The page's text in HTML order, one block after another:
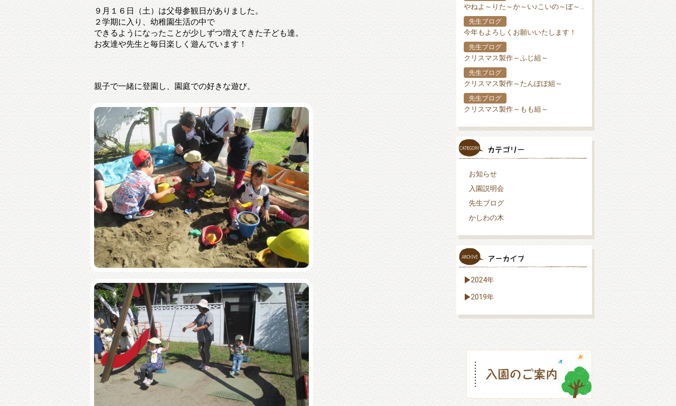
９月１６日（土）は父母参観日がありました。
２学期に入り、幼稚園生活の中で
できるようになったことが少しずつ増えてきた子ども達。
お友達や先生と毎日楽しく遊んでいます！
親子で一緒に登園し、園庭での好きな遊び。
先生ブログ
今年もよろしくお願いいたします！
先生ブログ
クリスマス製作～ふじ組～
先生ブログ
クリスマス製作～たんぽぽ組～
先生ブログ
クリスマス製作～もも組～
お知らせ
入園説明会
先生ブログ
かしわの木
2024年
2019年